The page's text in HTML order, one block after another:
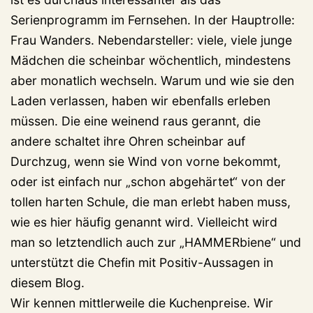
Serienprogramm im Fernsehen. In der Hauptrolle:
Frau Wanders. Nebendarsteller: viele, viele junge
Mädchen die scheinbar wöchentlich, mindestens
aber monatlich wechseln. Warum und wie sie den
Laden verlassen, haben wir ebenfalls erleben
müssen. Die eine weinend raus gerannt, die
andere schaltet ihre Ohren scheinbar auf
Durchzug, wenn sie Wind von vorne bekommt,
oder ist einfach nur „schon abgehärtet“ von der
tollen harten Schule, die man erlebt haben muss,
wie es hier häufig genannt wird. Vielleicht wird
man so letztendlich auch zur „HAMMERbiene“ und
unterstützt die Chefin mit Positiv-Aussagen in
diesem Blog.
Wir kennen mittlerweile die Kuchenpreise. Wir